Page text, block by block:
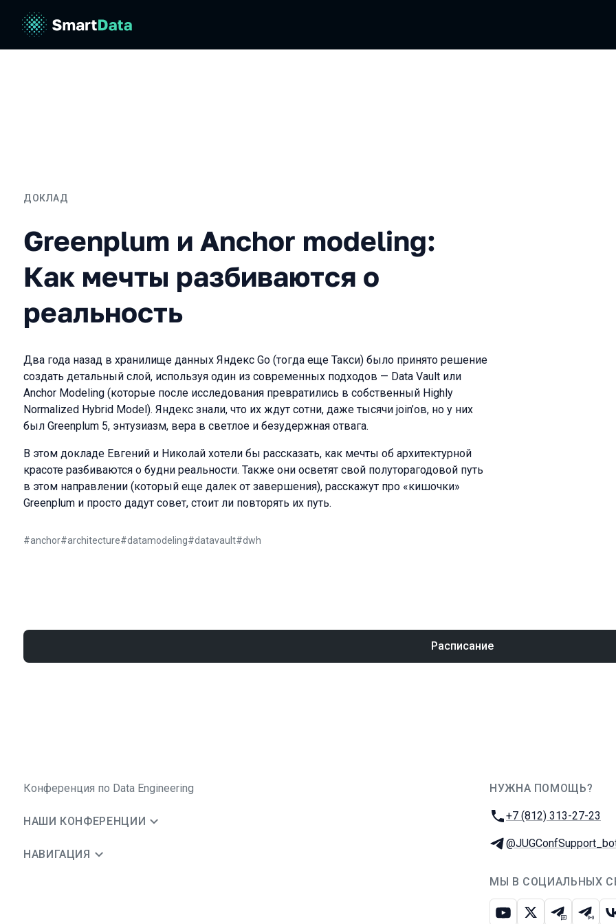
ДОКЛАД
Greenplum и Anchor modeling: Как мечты
Greenplum и Anchor modeling:
Как мечты разбиваются о
реальность
Два года назад в хранилище данных Яндекс Go (тогда еще Такси) было принято решение
создать детальный слой, используя один из современных подходов — Data Vault или
Anchor Modeling (которые после исследования превратились в собственный Highly
Normalized Hybrid Model). Яндекс знали, что их ждут сотни, даже тысячи join’ов, но у них
был Greenplum 5, энтузиазм, вера в светлое и безудержная отвага.
В этом докладе Евгений и Николай хотели бы рассказать, как мечты об архитектурной
красоте разбиваются о будни реальности. Также они осветят свой полуторагодовой путь
в этом направлении (который еще далек от завершения), расскажут про «кишочки»
Greenplum и просто дадут совет, стоит ли повторять их путь.
#anchor#architecture#datamodeling#datavault#dwh
Расписание
Конференция по Data Engineering
НАШИ КОНФЕРЕНЦИИ
НАВИГАЦИЯ
НУЖНА ПОМОЩЬ?
Телефон:
+7 (812) 313-27-23
Телеграм:
МЫ В СОЦИАЛЬНЫХ
ЮтубИкс Телеграм-